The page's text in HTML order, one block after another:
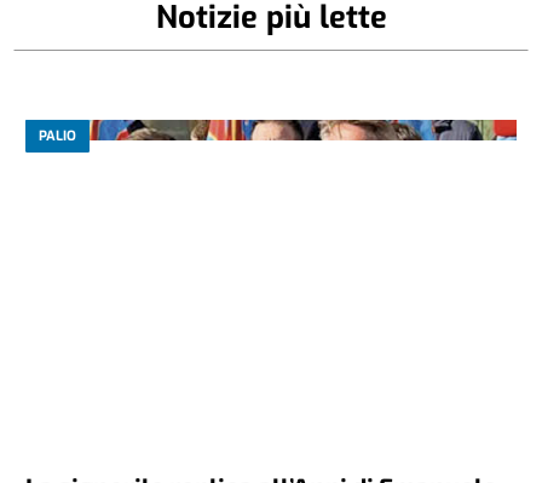
Notizie più lette
PALIO